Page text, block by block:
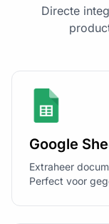
Directe
Google
Extraheer
Perfect voor